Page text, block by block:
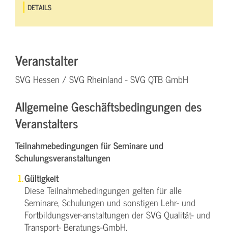
DETAILS
Veranstalter
SVG Hessen / SVG Rheinland - SVG QTB GmbH
Allgemeine Geschäftsbedingungen des
Veranstalters
Teilnahmebedingungen für Seminare und
Schulungsveranstaltungen
Gültigkeit
Diese Teilnahmebedingungen gelten für alle
Seminare, Schulungen und sonstigen Lehr- und
Fortbildungsver-anstaltungen der SVG Qualität- und
Transport- Beratungs-GmbH.